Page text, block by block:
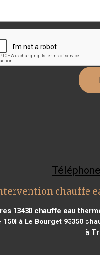
chauffe
13430 chauffe eau
à Le Bourget 93350
à